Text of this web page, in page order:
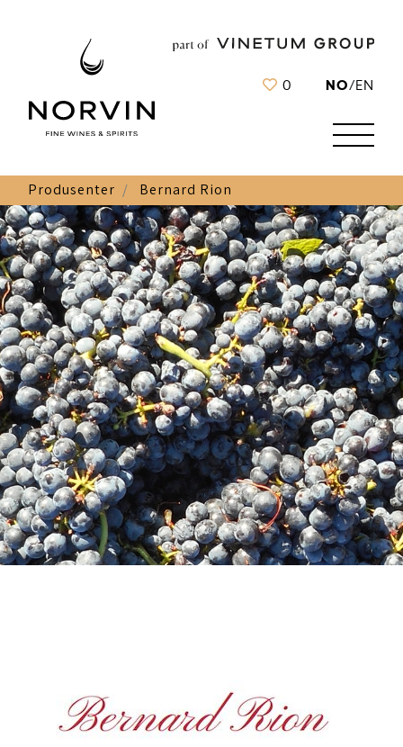
0 NO/EN
Produsenter Bernard Rion